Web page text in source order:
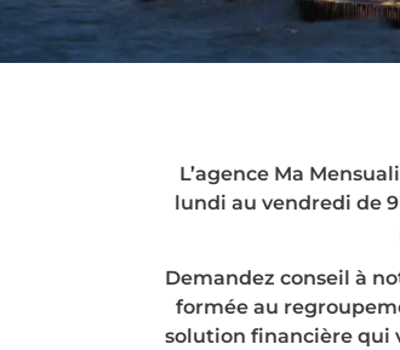
L’agence Ma
lundi au vendredi de
Demandez conseil à
formée au
solution financière qui